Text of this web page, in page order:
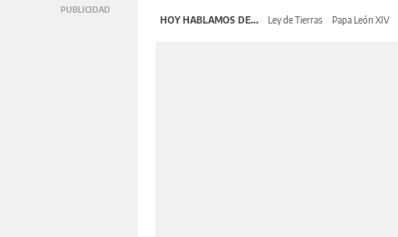
HOY HABLAMOS DE... Ley de Tierras Papa León XIV